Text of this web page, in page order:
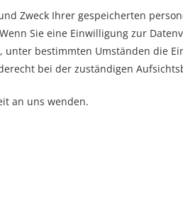
Zweck Ihrer gespeicherten
Sie eine Einwilligung zur
bestimmten Umständen die
bei der zuständigen
an uns wenden.